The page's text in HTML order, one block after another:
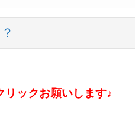
ックお願いします♪